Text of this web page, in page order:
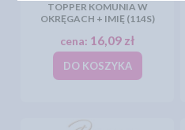
TOPPER KOMUNIA W
OKRĘGACH + IMIĘ (114S)
cena: 16,09 zł
DO KOSZYKA